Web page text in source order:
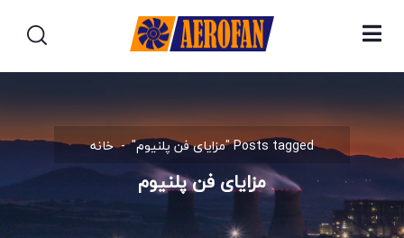
خانه Posts tagged "مزایای فن پلنیوم"
مزایای فن پلنیوم